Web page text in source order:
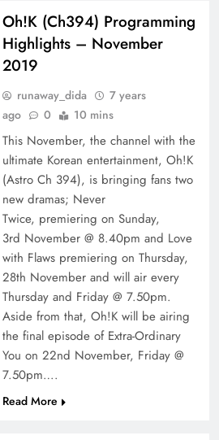
Oh!K (Ch394) Programming
Highlights – November
2019
runaway_dida
7 years
ago
0 10 mins
This November, the channel with the
ultimate Korean entertainment, Oh!K
(Astro Ch 394), is bringing fans two
new dramas; Never
Twice, premiering on Sunday,
3rd November @ 8.40pm and Love
with Flaws premiering on Thursday,
28th November and will air every
Thursday and Friday @ 7.50pm.
Aside from that, Oh!K will be airing
the final episode of Extra-Ordinary
You on 22nd November, Friday @
7.50pm….
Read More